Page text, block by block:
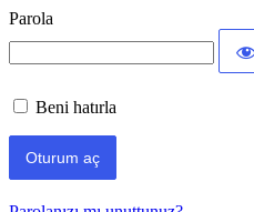
Parola
Beni hatırla